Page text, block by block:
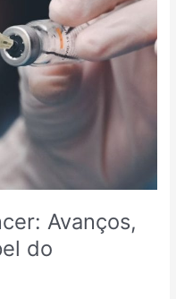
Avanços,
do